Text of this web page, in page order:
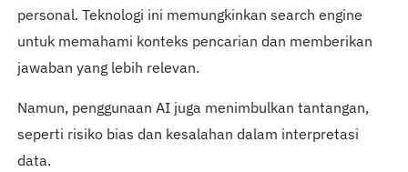
personal. Teknologi ini memungkinkan search engine
untuk memahami konteks pencarian dan memberikan
jawaban yang lebih relevan.
Namun, penggunaan AI juga menimbulkan tantangan,
seperti risiko bias dan kesalahan dalam interpretasi
data.